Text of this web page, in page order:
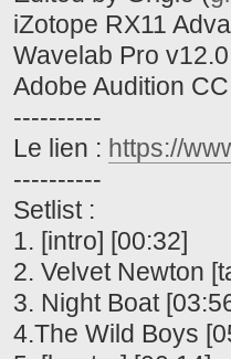
iZotope RX11
Wavelab Pro
Adobe Audition
----------
Le lien : https://
----------
Setlist :
1. [intro] [00:32]
2. Velvet Newton
3. Night Boat
4.The Wild Boys